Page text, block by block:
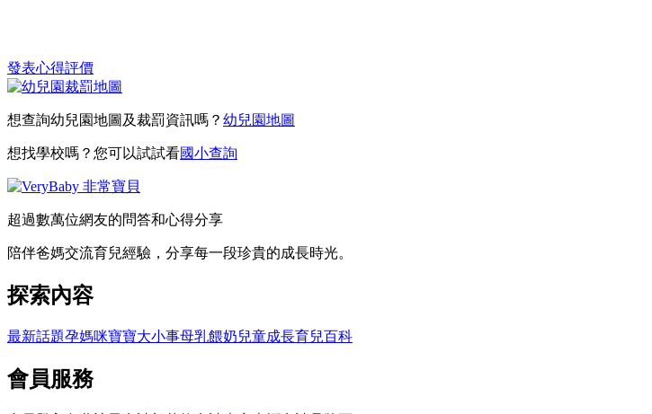
發表心得評價
想查詢幼兒園地圖及裁罰資訊嗎？ 幼兒園地圖
想找學校嗎？您可以試試看國小查詢
超過數萬位網友的問答和心得分享
陪伴爸媽交流育兒經驗，分享每一段珍貴的成長時光。
探索內容
最新話題孕媽咪寶寶大小事母乳餵奶兒童成長育兒百科
會員服務